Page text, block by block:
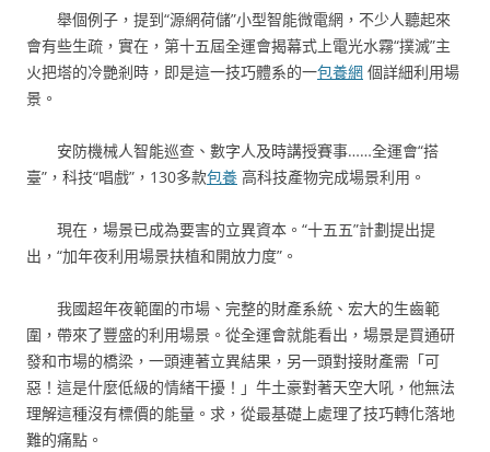
舉個例子，提到“源網荷儲”小型智能微電網，不少人聽起來
會有些生疏，實在，第十五屆全運會揭幕式上電光水霧“撲滅”主
火把塔的冷艷剎時，即是這一技巧體系的一包養網 個詳細利用場
景。
安防機械人智能巡查、數字人及時講授賽事……全運會“搭
臺”，科技“唱戲”，130多款包養 高科技產物完成場景利用。
現在，場景已成為要害的立異資本。“十五五”計劃提出提
出，“加年夜利用場景扶植和開放力度”。
我國超年夜範圍的市場、完整的財產系統、宏大的生齒範
圍，帶來了豐盛的利用場景。從全運會就能看出，場景是買通研
發和市場的橋梁，一頭連著立異結果，另一頭對接財產需「可
惡！這是什麼低級的情緒干擾！」牛土豪對著天空大吼，他無法
理解這種沒有標價的能量。求，從最基礎上處理了技巧轉化落地
難的痛點。